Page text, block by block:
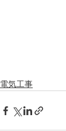
電気工事